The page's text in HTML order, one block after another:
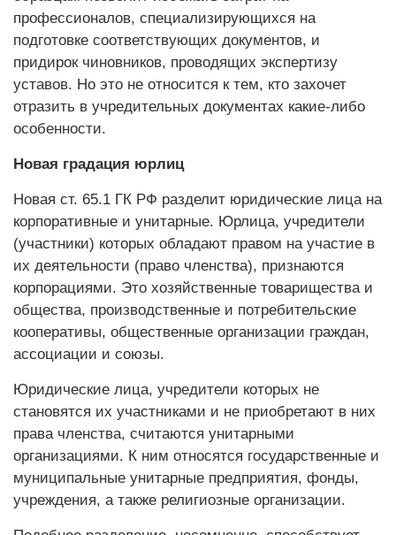
профессионалов, специализирующихся на
подготовке соответствующих документов, и
придирок чиновников, проводящих экспертизу
уставов. Но это не относится к тем, кто захочет
отразить в учредительных документах какие-либо
особенности.
Новая градация юрлиц
Новая ст. 65.1 ГК РФ разделит юридические лица на
корпоративные и унитарные. Юрлица, учредители
(участники) которых обладают правом на участие в
их деятельности (право членства), признаются
корпорациями. Это хозяйственные товарищества и
общества, производственные и потребительские
кооперативы, общественные организации граждан,
ассоциации и союзы.
Юридические лица, учредители которых не
становятся их участниками и не приобретают в них
права членства, считаются унитарными
организациями. К ним относятся государственные и
муниципальные унитарные предприятия, фонды,
учреждения, а также религиозные организации.